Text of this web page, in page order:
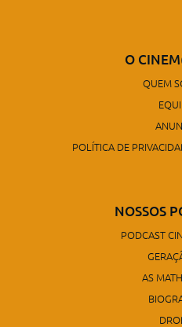
O
QUEM
POLÍTICA DE
NOSSOS
PODCAST
AS